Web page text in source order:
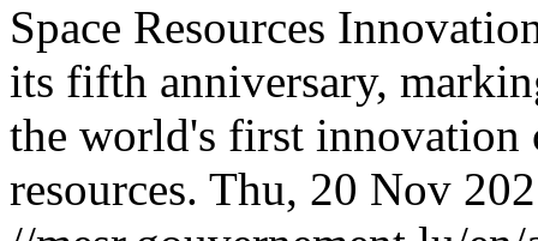
Space Resources
its fifth anniversary,
the world's first innovation
resources. Thu, 20 Nov